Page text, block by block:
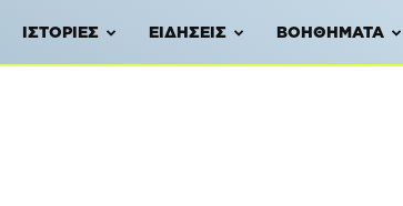
ΙΣΤΟΡΊΕΣ ΕΙΔΉΣΕΙΣ ΒΟΗΘΉΜΑΤΑ